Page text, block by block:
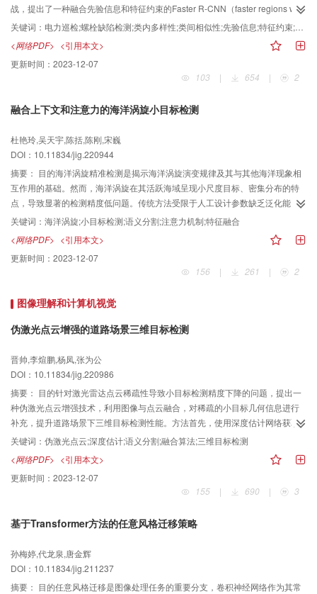
once version 4）分别提高了13.5%、3.4%、5.8%，比SSD300 （single shot
MultiBox detector 300）、YOLOv3、RetinaNet分别提高了9.5%、8.5%、
3.01%。结论本文提出的防震锤缺陷检测方法对不同背景、不同光照、不同角
度、不同尺度、不同种类和不同缺陷种类的防震锤均有较好的检测结果，不但
可以更好地提取防震锤的特征，而且还能提高分类和位置预测网络的定位精
际检测要求的同时还具有较好的鲁棒性和有效性。
战，提出了一种融合先验信息和特征约束的Faster R-CNN（faster regions with
convolutional neural network）模型训练方法。方法在航拍巡检图像预处理阶
段，设计了基于先验信息的感兴趣区域提取算法，能够提取被识别目标的上下
文区域，从而减少模型训练阶段的数据量，帮助模型在训练阶段关注重点区
域，提高其特征提取能力。在模型训练阶段，首先通过费舍尔损失约束Faster
R-CNN模型的输出特征生成，使样本特征具有较小的类内距离和较大的类间间
示以引导模型后续更加关注难样本。结果在真实航拍巡检图像构建的螺栓数据
average precision，mAP）提高了6.4%，其中正常螺栓识别的平均精度
（average precision，AP）提高了0.9%，缺陷螺栓识别的平均精度提高了
12%。结论提出的融合先验信息和特征约束的输电杆塔螺栓缺陷检测方法在缺
陷螺栓识别上获得了良好的效果，为实现输电线路螺栓缺陷的自动检测奠定了
良好的基础。
关键词： 电力巡检;螺栓缺陷检测;类内多样性;类间相似性;先验信息;特征约束;Faster R-CNN
<网络PDF> <引用本文>
更新时间： 2023-12-07
103
| 654 | 2
融合上下文和注意力的海洋涡旋小目标检测
杜艳玲,吴天宇,陈括,陈刚,宋巍
DOI：10.11834/jig.220944
摘要： 目的海洋涡旋精准检测是揭示海洋涡旋演变规律及其与其他海洋现象相
互作用的基础。然而，海洋涡旋在其活跃海域呈现小尺度目标、密集分布的特
点，导致显著的检测精度低问题。传统方法受限于人工设计参数缺乏泛化能
力，而深度学习模型的高采样率在检测小目标过程中底层细节和轮廓等信息损
失严重，使得目标检测轮廓与目标真实轮廓相差甚远。针对海洋涡旋小目标特
点导致检测精度低，高采样率深度模型检测轮廓不精确的问题，提出一种改进
的U-Net网络。方法该模型基于渐进式采样结构，为获取上下文信息提升不同极
性海洋涡旋目标的检测精度，增加上下文特征融合模块；为增加该模块对海洋
可以更多关注海洋涡旋的轮廓信息。最后引入数据扩充方法缓解模型存在的过
拟合问题。结果本文以南大西洋的卫星海表面高度数据集开展实验，结果表
明，本文模型检测准确率达到了93.24%，同时在海洋涡旋的检测数量上与真实
的海洋涡旋小目标检测模型，在检测海洋涡旋的性能与海洋涡旋目标轮廓精准
度方面均显著优于全卷积神经网络（fully convolutional network，FCN）等深
度学习模型。
关键词： 海洋涡旋;小目标检测;语义分割;注意力机制;特征融合
<网络PDF> <引用本文>
更新时间： 2023-12-07
156
| 261 | 2
图像理解和计算机视觉
伪激光点云增强的道路场景三维目标检测
晋帅,李煊鹏,杨凤,张为公
DOI：10.11834/jig.220986
摘要： 目的针对激光雷达点云稀疏性导致小目标检测精度下降的问题，提出一
种伪激光点云增强技术，利用图像与点云融合，对稀疏的小目标几何信息进行
补充，提升道路场景下三维目标检测性能。方法首先，使用深度估计网络获取
双目图像的深度图，利用激光点云对深度图进行深度校正，减少深度估计误
差；其次，采用语义分割的方法获取图像的前景区域，仅将前景区域对应的深
度图映射到三维空间中生成伪激光点云，提升伪激光点云中前景点的数量占
比；最后，根据不同的观测距离对伪激光点云进行不同线数的下采样，并与原
始激光点云进行融合作为最终的输入点云数据。结果在KITTI（Karlsruhe
上的实验结果表明，该方法能够提升多个最新网络框架的小目标检测精度，以
Net（multimodal voxelnet for 3D object detection）、Voxel-RCNN为例，在
困难等级下，三维目标检测精度分别获得8.65%、7.32%和6.29%的大幅提升。
结论该方法适用于所有以点云为输入的目标检测网络，并显著提升了多个目标
关键词： 伪激光点云;深度估计;语义分割;融合算法;三维目标检测
<网络PDF> <引用本文>
更新时间： 2023-12-07
155
| 690 | 3
基于Transformer方法的任意风格迁移策略
孙梅婷,代龙泉,唐金辉
DOI：10.11834/jig.211237
摘要： 目的任意风格迁移是图像处理任务的重要分支，卷积神经网络作为其常